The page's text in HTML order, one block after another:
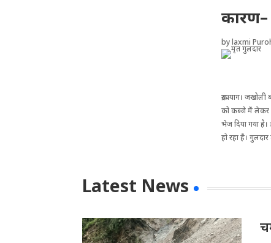
कारण–
bylaxmi
रूद्रप्रयाग।
को कब्जे में लेकर
भेज दिया गया है।
हो रहा है।
Latest News